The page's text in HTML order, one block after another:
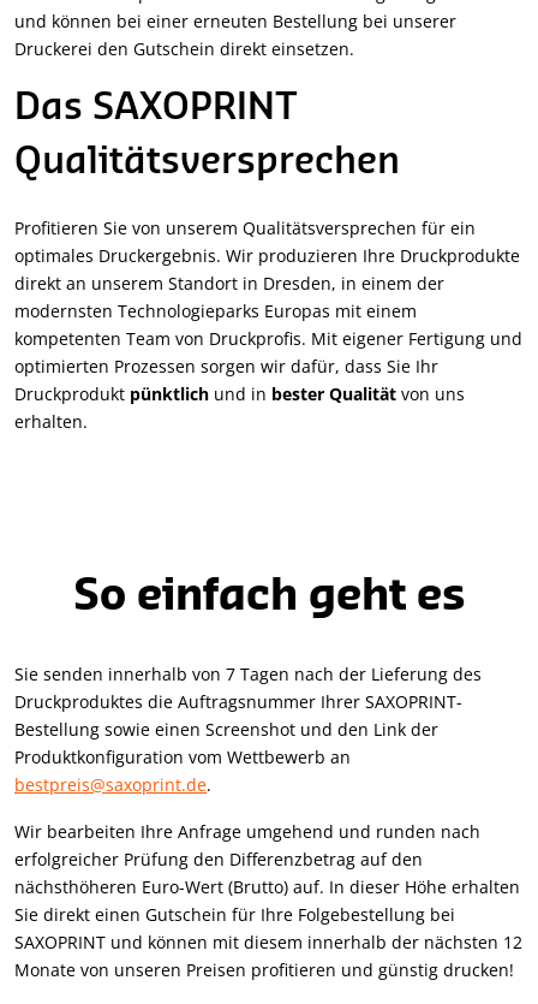
und können bei einer erneuten Bestellung bei unserer
Druckerei den Gutschein direkt einsetzen.
Das SAXOPRINT
Qualitätsversprechen
Profitieren Sie von unserem Qualitätsversprechen für ein
optimales Druckergebnis. Wir produzieren Ihre Druckprodukte
direkt an unserem Standort in Dresden, in einem der
modernsten Technologieparks Europas mit einem
kompetenten Team von Druckprofis. Mit eigener Fertigung und
optimierten Prozessen sorgen wir dafür, dass Sie Ihr
Druckprodukt pünktlich und in bester Qualität von uns
erhalten.
So einfach geht es
Sie senden innerhalb von 7 Tagen nach der Lieferung des
Druckproduktes die Auftragsnummer Ihrer SAXOPRINT-
Bestellung sowie einen Screenshot und den Link der
Produktkonfiguration vom Wettbewerb an
bestpreis@saxoprint.de.
Wir bearbeiten Ihre Anfrage umgehend und runden nach
erfolgreicher Prüfung den Differenzbetrag auf den
nächsthöheren Euro-Wert (Brutto) auf. In dieser Höhe erhalten
Sie direkt einen Gutschein für Ihre Folgebestellung bei
SAXOPRINT und können mit diesem innerhalb der nächsten 12
Monate von unseren Preisen profitieren und günstig drucken!